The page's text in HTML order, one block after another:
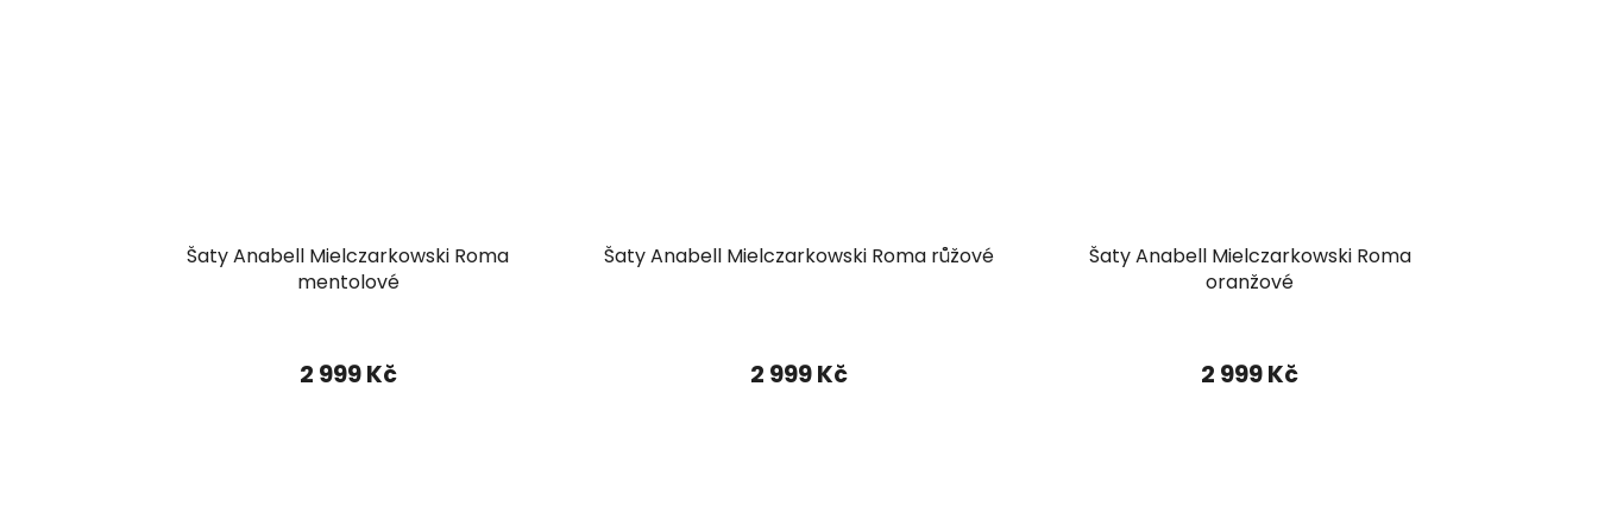
Šaty Anabell Mielczarkowski Roma
mentolové
2 999 Kč
Šaty Anabell Mielczarkowski Roma růžové
2 999 Kč
Šaty Anabell Mielczarkowski Roma
oranžové
2 999 Kč